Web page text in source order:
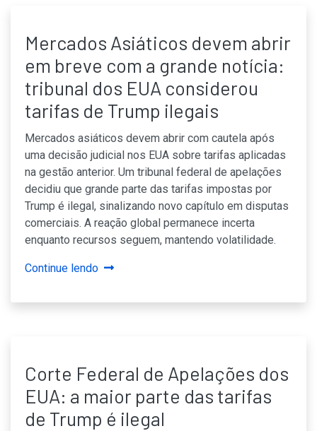
Mercados Asiáticos devem abrir
em breve com a grande notícia:
tribunal dos EUA considerou
tarifas de Trump ilegais
Mercados asiáticos devem abrir com cautela após
uma decisão judicial nos EUA sobre tarifas aplicadas
na gestão anterior. Um tribunal federal de apelações
decidiu que grande parte das tarifas impostas por
Trump é ilegal, sinalizando novo capítulo em disputas
comerciais. A reação global permanece incerta
enquanto recursos seguem, mantendo volatilidade.
Continue lendo
Corte Federal de Apelações dos
EUA: a maior parte das tarifas
de Trump é ilegal